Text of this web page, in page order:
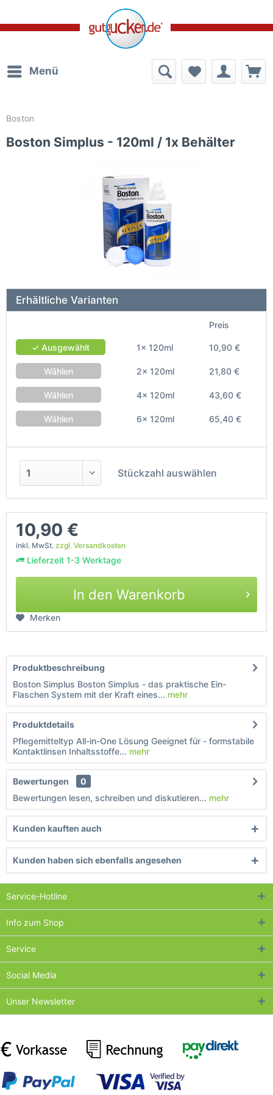
Menü
Boston
Boston Simplus - 120ml / 1x Behälter
Erhältliche Varianten
Preis
✓ Ausgewählt 1x 120ml 10,90 €
Wählen 2x 120ml 21,80 €
Wählen 4x 120ml 43,60 €
Wählen 6x 120ml 65,40 €
Stückzahl auswählen
10,90 €
inkl. MwSt. zzgl. Versandkosten
Lieferzeit 1-3 Werktage
In den Warenkorb
Merken
Produktbeschreibung
Boston Simplus Boston Simplus - das praktische Ein-
Flaschen System mit der Kraft eines... mehr
Produktdetails
Pflegemitteltyp All-in-One Lösung Geeignet für - formstabile
Kontaktlinsen Inhaltsstoffe... mehr
Bewertungen
0
Bewertungen lesen, schreiben und diskutieren... mehr
Kunden kauften auch
Kunden haben sich ebenfalls angesehen
Service-Hotline
Info zum Shop
Service
Social Media
Unser Newsletter